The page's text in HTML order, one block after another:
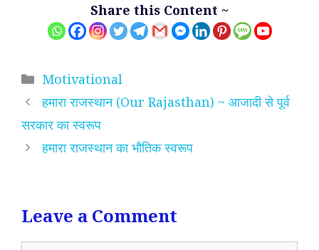
Share this Content ~
Categories
Motivational
हमारा राजस्थान (Our Rajasthan) ~ आजादी से पूर्व
सरकार का स्वरूप
हमारा राजस्थान का भौतिक स्वरूप
Leave a Comment